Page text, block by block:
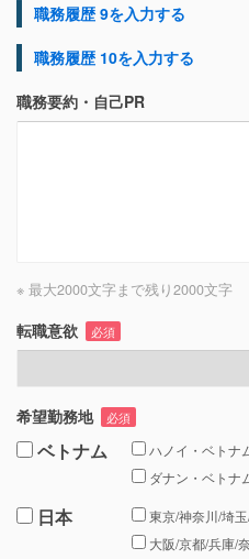
職務履歴 9を入力する
職務履歴 10を入力する
職務要約・自己PR
※ 最大2000文字まで残り2000文字
転職意欲 必須
希望勤務地 必須
ベトナム ハノイ・ベトナ
ダナン・ベトナ
日本
東京/神奈川/埼
大阪/京都/兵庫/